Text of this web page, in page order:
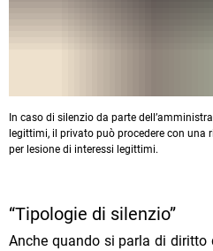
In caso di silenzio da parte
legittimi, il privato può procedere con
per lesione di interessi legittimi.
“Tipologie di silenzio”
Anche quando si parla di diritto